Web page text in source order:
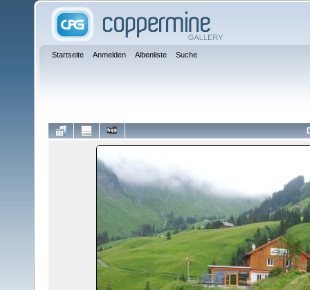
Startseite Anmelden Albenliste Suche